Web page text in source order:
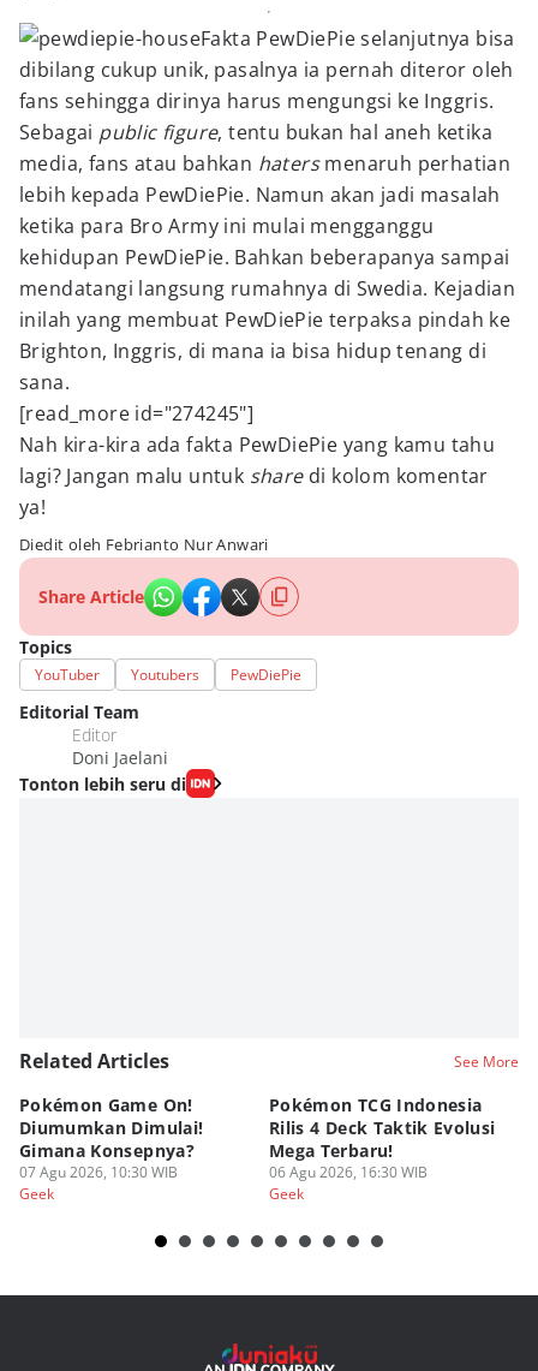
Fakta PewDiePie selanjutnya bisa
dibilang cukup unik, pasalnya ia pernah diteror oleh
fans sehingga dirinya harus mengungsi ke Inggris.
Sebagai public figure, tentu bukan hal aneh ketika
media, fans atau bahkan hatersmenaruh perhatian
lebih kepada PewDiePie. Namun akan jadi masalah
ketika para Bro Army ini mulai mengganggu
kehidupan PewDiePie. Bahkan beberapanya sampai
mendatangi langsung rumahnya di Swedia. Kejadian
inilah yang membuat PewDiePie terpaksa pindah ke
Brighton, Inggris, di mana ia bisa hidup tenang di
sana.
[read_more id="274245"]
Nah kira-kira ada fakta PewDiePie yang kamu tahu
lagi? Jangan malu untuk sharedi kolom komentar
ya!
Diedit oleh Febrianto Nur Anwari
Share Article
Topics
YouTuber Youtubers PewDiePie
Editorial Team
Editor
Doni Jaelani
Tonton lebih seru di
Related Articles See More
Pokémon Game On!
Diumumkan Dimulai!
Gimana Konsepnya?
07 Agu 2026, 10:30 WIB
Geek
Pokémon TCG Indonesia
Rilis 4 Deck Taktik Evolusi
Mega Terbaru!
06 Agu 2026, 16:30 WIB
Geek